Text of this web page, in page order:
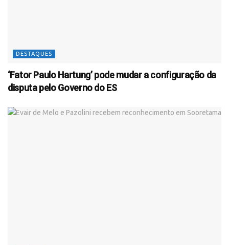
DESTAQUES
‘Fator Paulo Hartung’ pode mudar a configuração da
disputa pelo Governo do ES